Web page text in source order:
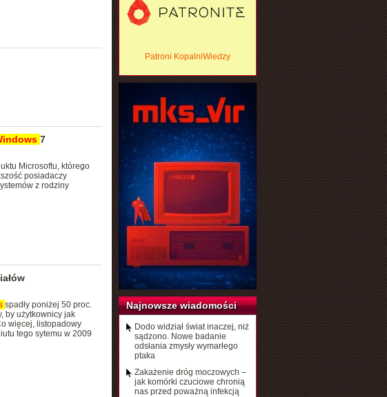
7
Microsoftu, którego
posiadaczy
z rodziny
spadły poniżej 50 proc.
by użytkownicy jak
więcej, listopadowy
tego sytemu w 2009
Patroni KopalniWiedzy
Najnowsze wiadomości
Dodo widział świat inaczej, niż
sądzono. Nowe badanie
odsłania zmysły wymarłego
ptaka
Zakażenie dróg moczowych –
jak komórki czuciowe chronią
nas przed poważną infekcją